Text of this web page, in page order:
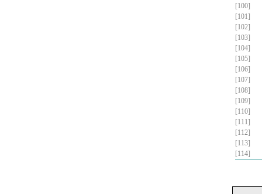
[100]
[101]
[102]
[103]
[104]
[105]
[106]
[107]
[108]
[109]
[110]
[111]
[112]
[113]
[114]